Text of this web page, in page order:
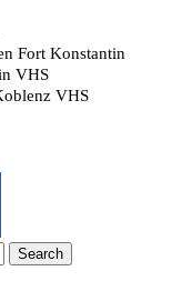
Fort Konstantin
VHS
VHS
Search